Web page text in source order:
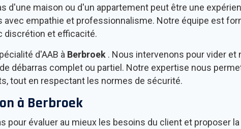
d'une maison ou d'un appartement peut être une
empathie et professionnalisme. Notre équipe est
discrétion et efficacité.
d'AAB à Berbroek . Nous intervenons pour vider
débarras complet ou partiel. Notre expertise nous
tout en respectant les normes de sécurité.
à Berbroek
pour évaluer au mieux les besoins du client et proposer